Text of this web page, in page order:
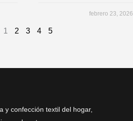
febrero 23, 2026
1 2 3 4 5
y confección textil del hogar,